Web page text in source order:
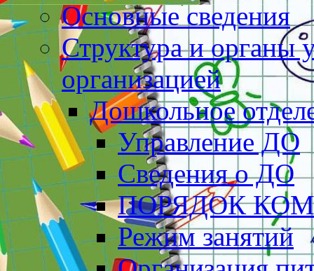
Основные сведения
Структура и органы
организацией
Дошкольное
Управление ДО
Сведения о ДО
ПОРЯДОК
Режим занятий